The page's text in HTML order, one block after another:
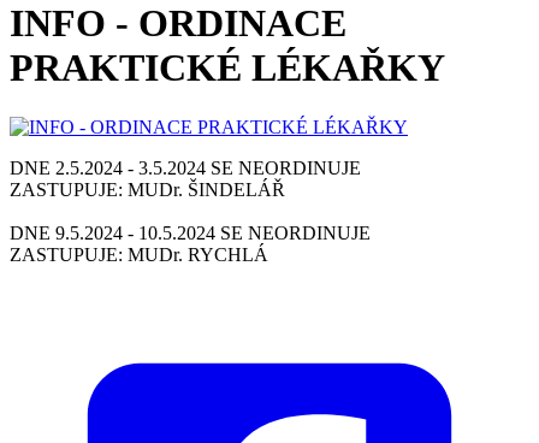
INFO - ORDINACE
PRAKTICKÉ LÉKAŘKY
DNE 2.5.2024 - 3.5.2024 SE NEORDINUJE
ZASTUPUJE: MUDr. ŠINDELÁŘ
DNE 9.5.2024 - 10.5.2024 SE NEORDINUJE
ZASTUPUJE: MUDr. RYCHLÁ